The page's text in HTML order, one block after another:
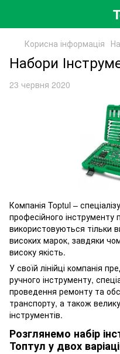
Корисна інформація
Набори
23 червня 2020
Компанія Toptul –
професійного інструменту
використовуються тільки
високих марок, завдяки
високу якість.
У своїй лінійці компанія
ручного інструменту,
проведення ремонту та
транспорту, а також велику
інструментів.
Розглянемо набір
Топтул у двох